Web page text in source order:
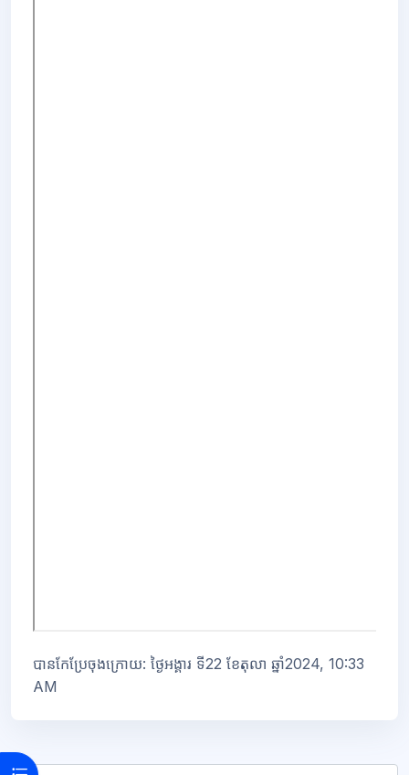
Open course index
បានកែប្រែចុងក្រោយ: ថ្ងៃអង្គារ ទី22 ខែតុលា ឆ្នាំ2024, 10:33
AM